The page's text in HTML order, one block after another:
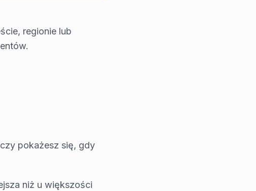
regionie lub
pokażesz się, gdy
niż u większości